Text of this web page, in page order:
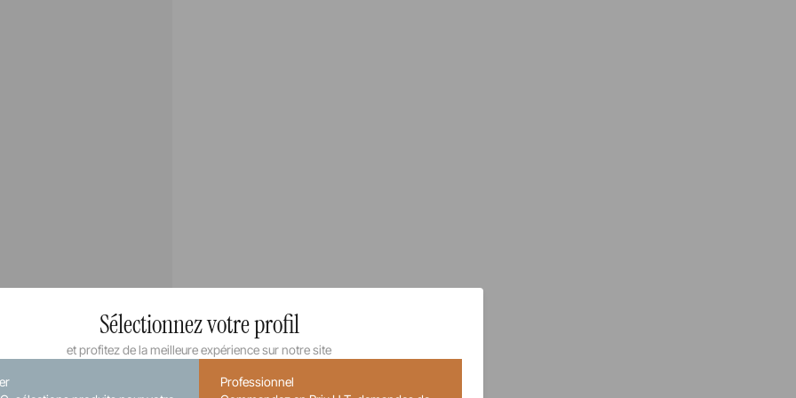
Sélectionnez votre profil
et profitez de la meilleure expérience sur notre site
Professionnel